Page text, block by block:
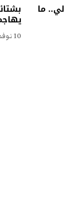
ما
10 نوفمبر، 2025